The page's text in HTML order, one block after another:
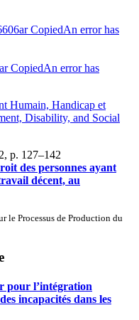
CopiedAn error has
CopiedAn error has
Humain, Handicap et
Disability, and Social
, p. 127–142
des personnes ayant
décent, au
le Processus de Production du
pour l’intégration
incapacités dans les